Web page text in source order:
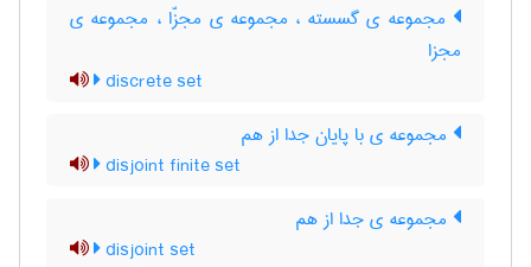
مجموعه ی گسسته ، مجموعه ی مجزّا ، مجموعه ی
مجزا
discrete set
مجموعه ی با پایان جدا از هم
disjoint finite set
مجموعه ی جدا از هم
disjoint set